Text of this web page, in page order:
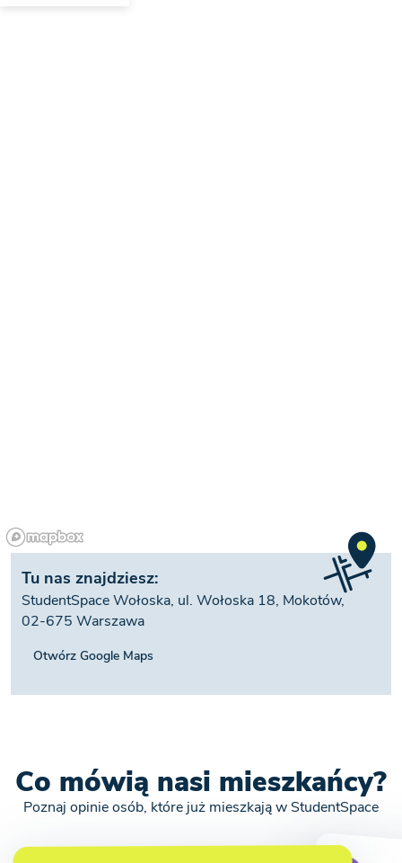
Tu nas znajdziesz:
StudentSpace Wołoska, ul. Wołoska 18, Mokotów,
02-675 Warszawa
Otwórz Google Maps
Co mówią nasi mieszkańcy?
Poznaj opinie osób, które już mieszkają w StudentSpace